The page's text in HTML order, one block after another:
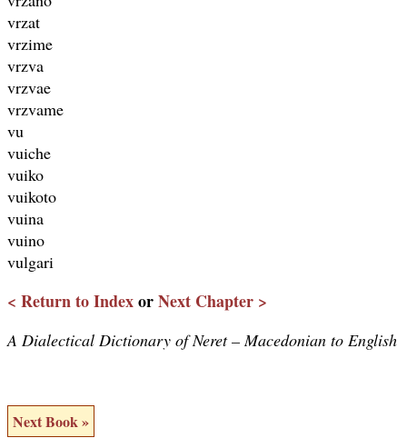
vrzat
vrzime
vrzva
vrzvae
vrzvame
vu
vuiche
vuiko
vuikoto
vuina
vuino
vulgari
< Return to IndexorNext Chapter >
A Dialectical Dictionary of Neret – Macedonian to English
Next Book »